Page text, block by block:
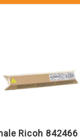
Ricoh 842466